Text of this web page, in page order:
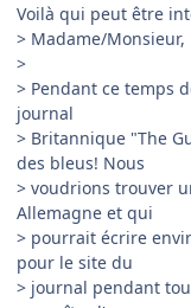
Voilà qui peut être
> Madame/Monsieur,
>
> Pendant ce temps
journal
> Britannique "The
des bleus! Nous
> voudrions trouver
Allemagne et qui
> pourrait écrire
pour le site du
> journal pendant